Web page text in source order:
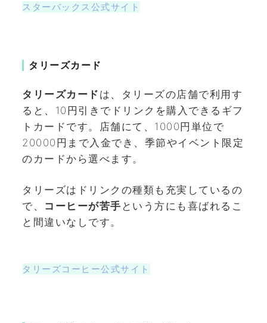
スターバックス公式サイト
タリーズカード
タリーズカード は、タリーズの店舗で利用す
ると、10円引きでドリンクを購入できるギフ
トカードです。店舗にて、1000円単位で
20000円まで入金でき、季節やイベント限定
のカードから選べます。
タリーズはドリンクの種類も充実しているの
で、 コーヒーが苦手 という方にも喜ばれるこ
と間違いなしです。
タリーズコーヒー公式サイト